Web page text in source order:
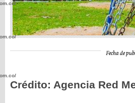
Fecha de
Crédito: Agencia Red
wp-
wp-
wp-